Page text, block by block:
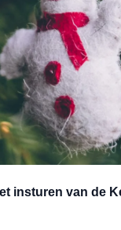
insturen van de